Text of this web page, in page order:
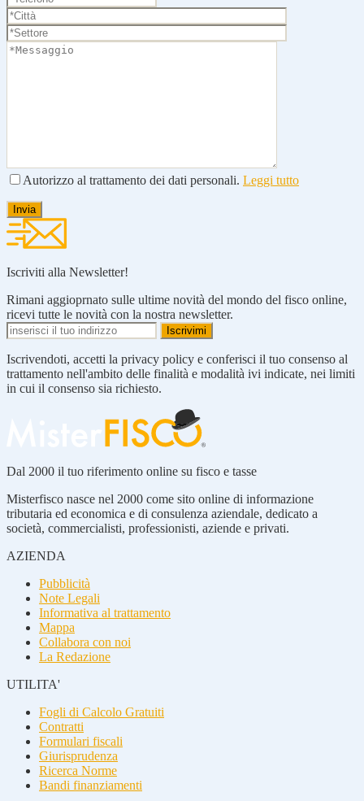
Autorizzo al trattamento dei dati personali. Leggi tutto
Iscriviti alla Newsletter!
Rimani aggioprnato sulle ultime novità del mondo del fisco online,
ricevi tutte le novità con la nostra newsletter.
Iscrivendoti, accetti la privacy policy e conferisci il tuo consenso al
trattamento nell'ambito delle finalità e modalità ivi indicate, nei limiti
in cui il consenso sia richiesto.
Dal 2000 il tuo riferimento online su fisco e tasse
Misterfisco nasce nel 2000 come sito online di informazione
tributaria ed economica e di consulenza aziendale, dedicato a
società, commercialisti, professionisti, aziende e privati.
AZIENDA
Pubblicità
Note Legali
Informativa al trattamento
Mappa
Collabora con noi
La Redazione
UTILITA'
Fogli di Calcolo Gratuiti
Contratti
Formulari fiscali
Giurisprudenza
Ricerca Norme
Bandi finanziamenti